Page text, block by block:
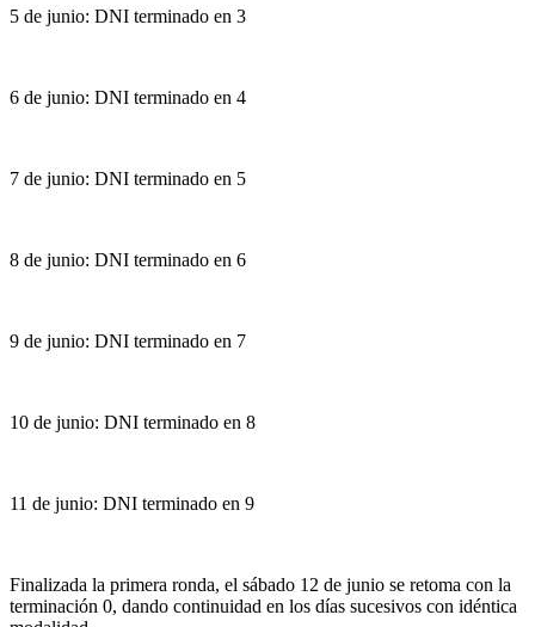
5 de junio: DNI terminado en 3
6 de junio: DNI terminado en 4
7 de junio: DNI terminado en 5
8 de junio: DNI terminado en 6
9 de junio: DNI terminado en 7
10 de junio: DNI terminado en 8
11 de junio: DNI terminado en 9
Finalizada la primera ronda, el sábado 12 de junio se retoma con la
terminación 0, dando continuidad en los días sucesivos con idéntica